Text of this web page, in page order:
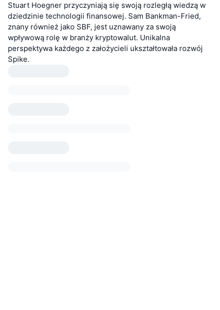
Stuart Hoegner przyczyniają się swoją rozległą wiedzą w
dziedzinie technologii finansowej. Sam Bankman-Fried,
znany również jako SBF, jest uznawany za swoją
wpływową rolę w branży kryptowalut. Unikalna
perspektywa każdego z założycieli ukształtowała rozwój
Spike.